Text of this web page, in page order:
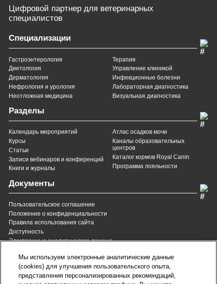
Цифровой партнер для ветеринарных
специалистов
Специализации
Гастроэнтерология
Диетология
Дерматология
Нефрология и урология
Неотложная медицина
Терапия
Управление клиникой
Инфекционные болезни
Лабораторная диагностика
Визуальная диагностика
Разделы
Календарь мероприятий
Курсы
Статьи
Записи вебинаров и конференций
Книги и журналы
Атлас осадков мочи
Каналы образовательных
центров
Каталог кормов Royal Canin
Программа лояльности
Документы
Пользовательское соглашение
Положение о конфиденциальности
Правила использования сайта
Доступность
Электронные аналитические данные
8 (800) 200-37-35
Служба Заботы для России
звонок бесплатный для
всех регионов России
8 (820) 007-137-35
Служба Заботы для
Республики Беларусь
Мы используем электронные аналитические данные
(cookies) для улучшения пользовательского опыта,
представления персонализированных рекомендаций,